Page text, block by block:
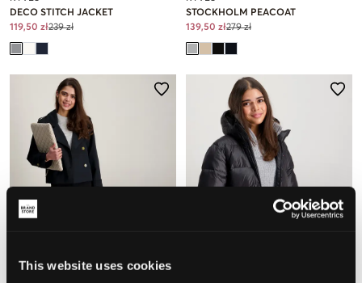
This website uses cookies
DECO STITCH JACKET
119,50 zł239 zł
STOCKHOLM PEACOAT
139,50 zł279 zł
WYPRZEDAŻ